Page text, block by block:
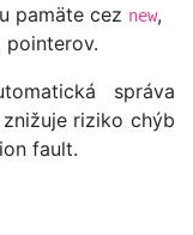
pamäte cez new,
pointerov.
správa
riziko chýb
fault.